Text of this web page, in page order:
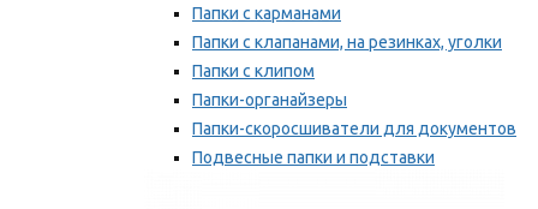
Папки с карманами
Папки с клапанами, на резинках, уголки
Папки с клипом
Папки-органайзеры
Папки-скоросшиватели для документов
Подвесные папки и подставки